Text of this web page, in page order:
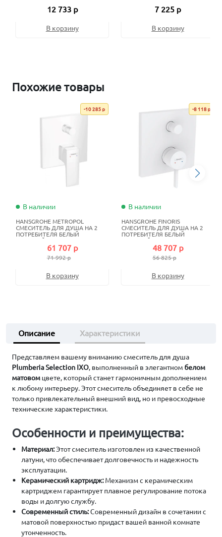
12 733 р
В корзину
7 225 р
В корзину
Похожие товары
-10 285 р
В наличии
HANSGROHE METROPOL
СМЕСИТЕЛЬ ДЛЯ ДУША НА 2
ПОТРЕБИТЕЛЯ БЕЛЫЙ
МАТОВЫЙ
61 707 р
71 992 р
В корзину
-8 118 р
В наличии
HANSGROHE FINORIS
СМЕСИТЕЛЬ ДЛЯ ДУША НА 2
ПОТРЕБИТЕЛЯ БЕЛЫЙ
МАТОВЫЙ
48 707 р
56 825 р
В корзину
Описание Характеристики
Представляем вашему вниманию смеситель для душа
Plumberia Selection IXO, выполненный в элегантном белом
матовом цвете, который станет гармоничным дополнением
к любому интерьеру. Этот смеситель объединяет в себе не
только привлекательный внешний вид, но и превосходные
технические характеристики.
Особенности и преимущества:
Материал:Этот смеситель изготовлен из качественной
латуни, что обеспечивает долговечность и надежность
эксплуатации.
Керамический картридж:Механизм с керамическим
картриджем гарантирует плавное регулирование потока
воды и долгую службу.
Современный стиль:Современный дизайн в сочетании с
матовой поверхностью придаст вашей ванной комнате
утонченность.